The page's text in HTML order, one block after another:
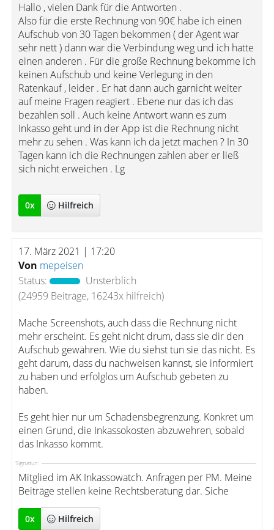
Hallo , vielen Dank für die Antworten .
Also für die erste Rechnung von 90€ habe ich einen
Aufschub von 30 Tagen bekommen ( der Agent war
sehr nett ) dann war die Verbindung weg und ich hatte
einen anderen . Für die große Rechnung bekomme ich
keinen Aufschub und keine Verlegung in den
Ratenkauf , leider . Er hat dann auch garnicht weiter
auf meine Fragen reagiert . Ebene nur das ich das
bezahlen soll . Auch keine Antwort wann es zum
Inkasso geht und in der App ist die Rechnung nicht
mehr zu sehen . Was kann ich da jetzt machen ? In 30
Tagen kann ich die Rechnungen zahlen aber er ließ
sich nicht erweichen . Lg
0x Hilfreich
17. März 2021 | 17:20
Von mepeisen
Status:
Unsterblich
(24959 Beiträge, 16243x hilfreich)
Mache Screenshots, auch dass die Rechnung nicht
mehr erscheint. Es geht nicht drum, dass sie dir den
Aufschub gewähren. Wie du siehst tun sie das nicht. Es
geht darum, dass du nachweisen kannst, sie informiert
zu haben und erfolglos um Aufschub gebeten zu
haben.
Es geht hier nur um Schadensbegrenzung. Konkret um
einen Grund, die Inkassokosten abzuwehren, sobald
das Inkasso kommt.
Signatur:
Mitglied im AK Inkassowatch. Anfragen per PM. Meine
Beiträge stellen keine Rechtsberatung dar. Siche
0x Hilfreich